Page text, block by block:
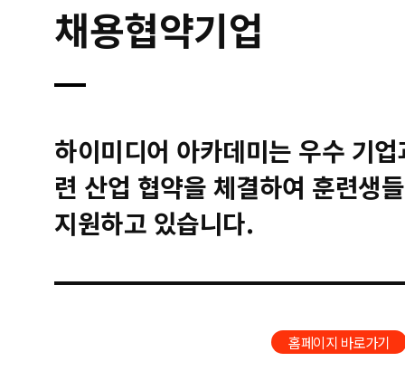
채용협약기업
하이미디어 아카데미는 우수 기
련 산업 협약을 체결하여 훈련생
지원하고 있습니다.
홈페이지 바로가기